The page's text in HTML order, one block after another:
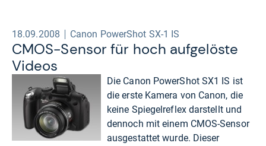
18.09.2008 Canon PowerShot SX-1 IS
CMOS-​Sen­sor für hoch auf­ge­löste
Videos
Die Canon PowerShot SX1 IS ist
die erste Kamera von Canon, die
keine Spiegelreflex darstellt und
dennoch mit einem CMOS-Sensor
ausgestattet wurde. Dieser